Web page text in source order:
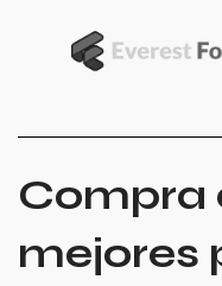
Compra
mejores